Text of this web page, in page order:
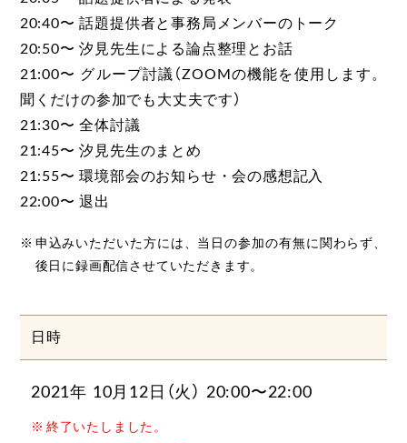
20:40〜 話題提供者と事務局メンバーのトーク
20:50〜 汐見先生による論点整理とお話
21:00〜 グループ討議（ZOOMの機能を使用します。
聞くだけの参加でも大丈夫です）
21:30〜 全体討議
21:45〜 汐見先生のまとめ
21:55〜 環境部会のお知らせ・会の感想記入
22:00〜 退出
申込みいただいた方には、当日の参加の有無に関わらず、
後日に録画配信させていただきます。
日時
2021年 10月12日（火） 20:00〜22:00
終了いたしました。